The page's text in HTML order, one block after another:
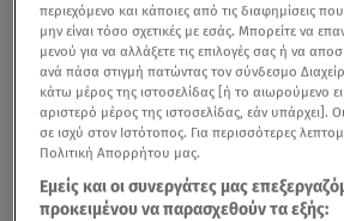
περιεχόμενο και κάποιες από τις διαφημίσεις
μην είναι τόσο σχετικές με εσάς. Μπορείτε να
μενού για να αλλάξετε τις επιλογές σας ή να
ανά πάσα στιγμή πατώντας τον σύνδεσμο
κάτω μέρος της ιστοσελίδας [ή το αιωρούμενο
αριστερό μέρος της ιστοσελίδας, εάν υπάρχει].
σε ισχύ στον Ιστότοπος. Για περισσότερες
Πολιτική Απορρήτου μας.
Εμείς και οι συνεργάτες μας
προκειμένου να παρασχεθούν τα εξής: